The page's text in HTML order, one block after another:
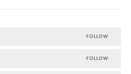
FOLLOW
FOLLOW